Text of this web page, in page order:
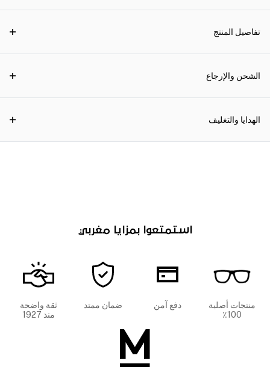
تفاصيل المنتج
الشحن والإرجاع
الهدايا والتغليف
استمتعوا بمزايا مغربي
منتجات أصلية
100٪
دفع آمن ضمان ممتد
ثقة واضحة
منذ 1927